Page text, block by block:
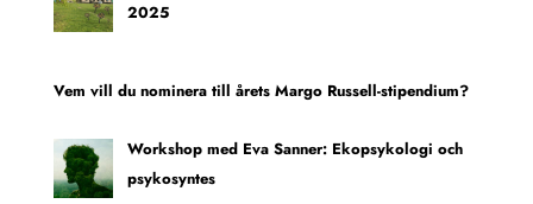
2025
Vem vill du nominera till årets Margo Russell-stipendium?
Workshop med Eva Sanner: Ekopsykologi och
psykosyntes